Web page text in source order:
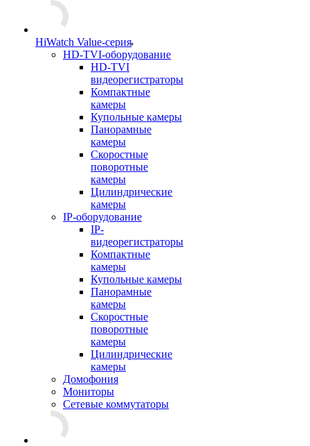
HiWatch Value-серия
HD-TVI-оборудование
HD-TVI
видеорегистраторы
Компактные
камеры
Купольные камеры
Панорамные
камеры
Скоростные
поворотные
камеры
Цилиндрические
камеры
IP-оборудование
IP-
видеорегистраторы
Компактные
камеры
Купольные камеры
Панорамные
камеры
Скоростные
поворотные
камеры
Цилиндрические
камеры
Домофония
Мониторы
Сетевые коммутаторы